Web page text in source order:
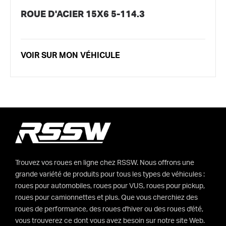
ROUE D'ACIER 15X6 5-114.3
VOIR SUR MON VÉHICULE
Trouvez vos roues en ligne chez RSSW. Nous offrons une
grande variété de produits pour tous les types de véhicules :
roues pour automobiles, roues pour VUS, roues pour pickup,
roues pour camionnettes et plus. Que vous cherchiez des
roues de performance, des roues d'hiver ou des roues d'été,
vous trouverez ce dont vous avez besoin sur notre site Web.